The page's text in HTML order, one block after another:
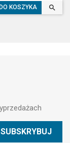
KOSZYKA 